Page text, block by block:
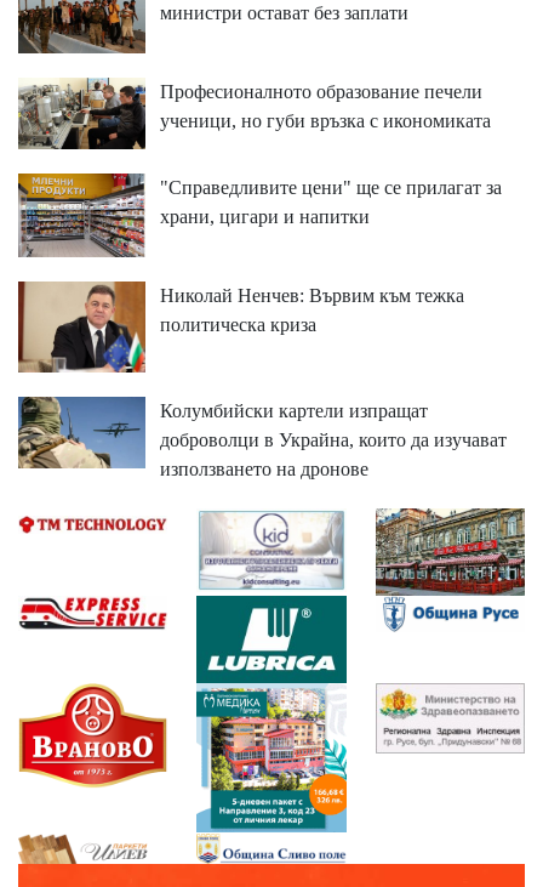
министри остават без заплати
Професионалното образование печели
ученици, но губи връзка с икономиката
"Справедливите цени" ще се прилагат за
храни, цигари и напитки
Николай Ненчев: Вървим към тежка
политическа криза
Колумбийски картели изпращат
доброволци в Украйна, които да изучават
използването на дронове